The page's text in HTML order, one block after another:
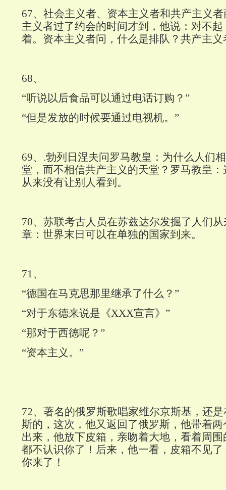
67、社会主义者、资本主义者和共产主义
主义者过了约会的时间才到，他说：对不
着。资本主义者问，什么是排队？共产主
68、
“听说以后食品可以通过电话订购？”
“但是发放的时候要通过电视机。”
69、 .勃列日涅夫问罗马教皇：为什么人们
堂，而不相信共产主义的天堂？罗马教皇
从来没有让别人看到。
70、苏联考古人员在苏兹达尔发掘了人们
章：世界末日可以在单独的国家到来。
71、
“德国在马克思那里继承了什么？”
“对于东德来说是《XXX宣言》”
“那对于西德呢？”
“资本主义。”
72、著名的俄罗斯歌唱家维尔京斯基，还
斯的，这次，他又返回了俄罗斯，他带着
出来，他放下皮箱，亲吻着大地，看着周
都不认识你了！后来，他一看，皮箱不见
你来了！